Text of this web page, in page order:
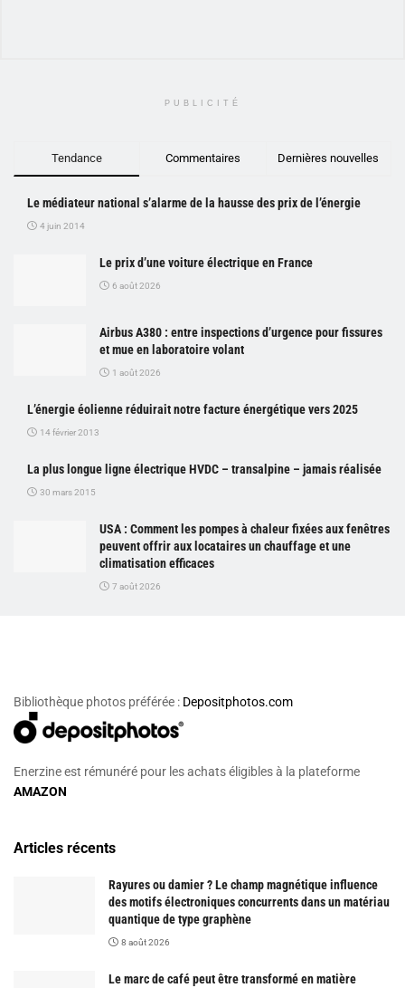
PUBLICITÉ
Tendance Commentaires Dernières nouvelles
Le médiateur national s’alarme de la hausse des prix de l’énergie
4 juin 2014
Le prix d’une voiture électrique en France
6 août 2026
Airbus A380 : entre inspections d’urgence pour fissures
et mue en laboratoire volant
1 août 2026
L’énergie éolienne réduirait notre facture énergétique vers 2025
14 février 2013
La plus longue ligne électrique HVDC – transalpine – jamais réalisée
30 mars 2015
USA : Comment les pompes à chaleur fixées aux fenêtres
peuvent offrir aux locataires un chauffage et une
climatisation efficaces
7 août 2026
Bibliothèque photos préférée : Depositphotos.com
Enerzine est rémunéré pour les achats éligibles à la plateforme
AMAZON
Articles récents
Rayures ou damier ? Le champ magnétique influence
des motifs électroniques concurrents dans un matériau
quantique de type graphène
8 août 2026
Le marc de café peut être transformé en matière